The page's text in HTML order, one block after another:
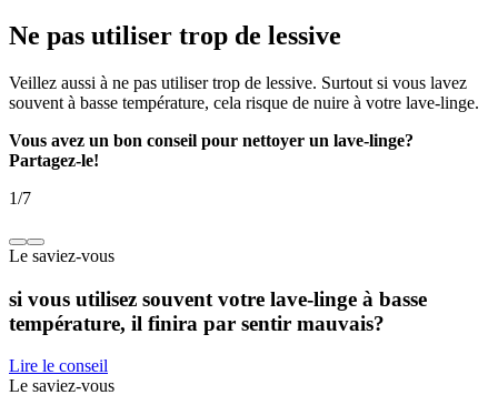
Ne pas utiliser trop de lessive
Veillez aussi à ne pas utiliser trop de lessive. Surtout si vous lavez
souvent à basse température, cela risque de nuire à votre lave-linge.
Vous avez un bon conseil pour nettoyer un lave-linge?
Partagez-le!
1/7
Le saviez-vous
si vous utilisez souvent votre lave-linge à basse
température, il finira par sentir mauvais?
Lire le conseil
Le saviez-vous